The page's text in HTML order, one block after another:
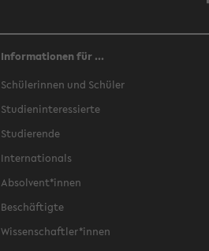
Informationen für ...
Schülerinnen und Schüler
Studieninteressierte
Studierende
Internationals
Absolvent*innen
Beschäftigte
Wissenschaftler*innen